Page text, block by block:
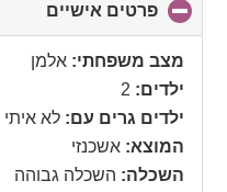
פרטים אישיים
to
מצב משפחתי: אלמן
ילדים: 2
ילדים גרים עם: לא
המוצא: אשכנזי
השכלה: השכלה גבוהה